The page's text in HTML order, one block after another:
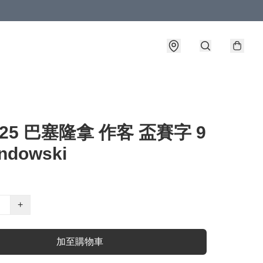
巴塞隆拿 作客 盃賽字 9
+
加至購物車